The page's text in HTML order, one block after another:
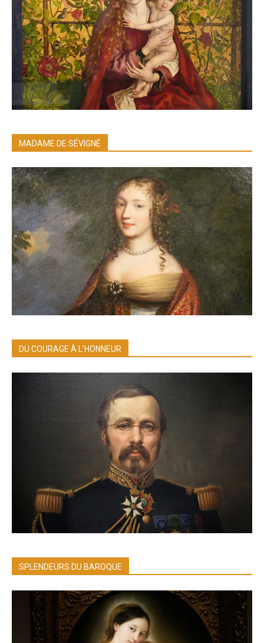
MADAME DE SÉVIGNÉ
DU COURAGE À L’HONNEUR
SPLENDEURS DU BAROQUE